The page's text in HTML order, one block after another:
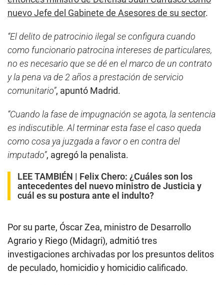
nuevo Jefe del Gabinete de Asesores de su sector.
“El delito de patrocinio ilegal se configura cuando
como funcionario patrocina intereses de particulares,
no es necesario que se dé en el marco de un contrato
y la pena va de 2 años a prestación de servicio
comunitario”, apuntó Madrid.
“Cuando la fase de impugnación se agota, la sentencia
es indiscutible. Al terminar esta fase el caso queda
como cosa ya juzgada a favor o en contra del
imputado”, agregó la penalista.
LEE TAMBIÉN | Felix Chero: ¿Cuáles son los
antecedentes del nuevo ministro de Justicia y
cuál es su postura ante el indulto?
Por su parte, Óscar Zea, ministro de Desarrollo
Agrario y Riego (Midagri), admitió tres
investigaciones archivadas por los presuntos delitos
de peculado, homicidio y homicidio calificado.